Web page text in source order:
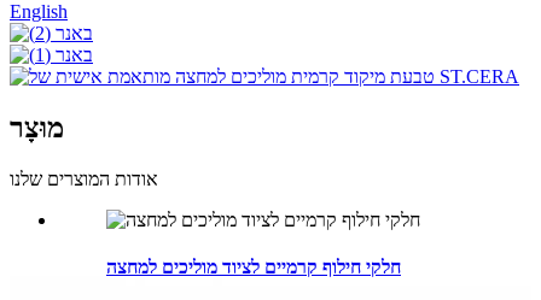
English
מוּצָר
אודות המוצרים שלנו
חלקי חילוף קרמיים לציוד מוליכים למחצה